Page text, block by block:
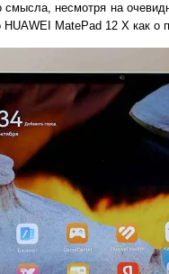
смысла, несмотря на
MatePad 12 X как о